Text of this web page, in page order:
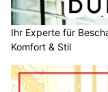
Ihr Experte für
Komfort & Stil